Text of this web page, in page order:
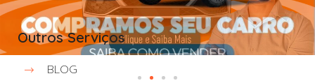
Outros Serviços
BLOG